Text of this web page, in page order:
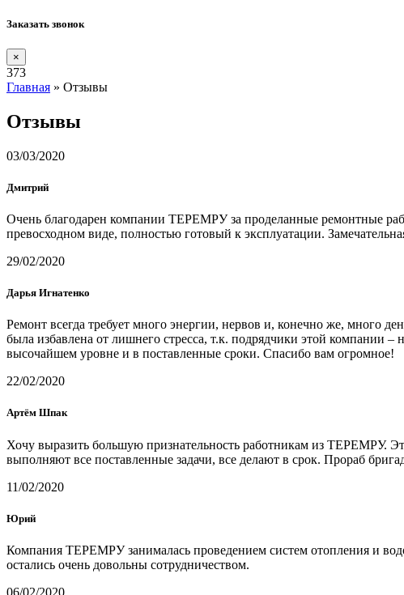
Заказать звонок
×
373
Главная » Отзывы
Отзывы
03/03/2020
Дмитрий
Очень благодарен компании ТЕРЕМРУ за проделанные ремонтные
превосходном виде, полностью готовый к эксплуатации.
29/02/2020
Дарья Игнатенко
Ремонт всегда требует много энергии, нервов и, конечно же, много
была избавлена от лишнего стресса, т.к. подрядчики этой компании
высочайшем уровне и в поставленные сроки. Спасибо вам огромное!
22/02/2020
Артём Шпак
Хочу выразить большую признательность работникам из ТЕРЕМРУ.
выполняют все поставленные задачи, все делают в срок. Прораб
11/02/2020
Юрий
Компания ТЕРЕМРУ занималась проведением систем отопления и
остались очень довольны сотрудничеством.
06/02/2020